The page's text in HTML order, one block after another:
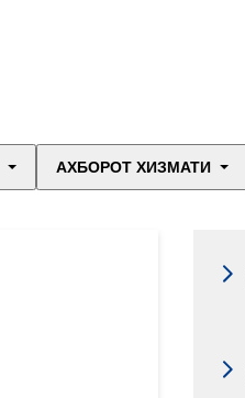
АХБОРОТ ХИЗМАТИ